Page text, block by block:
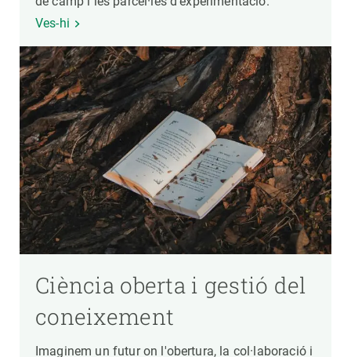
Ves-hi
Ciència oberta i gestió del
coneixement
Imaginem un futur on l'obertura, la col·laboració i